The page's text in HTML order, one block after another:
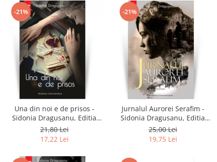
-21%
Una din noi e de prisos -
Sidonia Dragusanu, Editia
2021
21,80 Lei
17,22 Lei
-21%
Jurnalul Aurorei Serafim -
Sidonia Dragusanu, Editia
2020
25,00 Lei
19,75 Lei